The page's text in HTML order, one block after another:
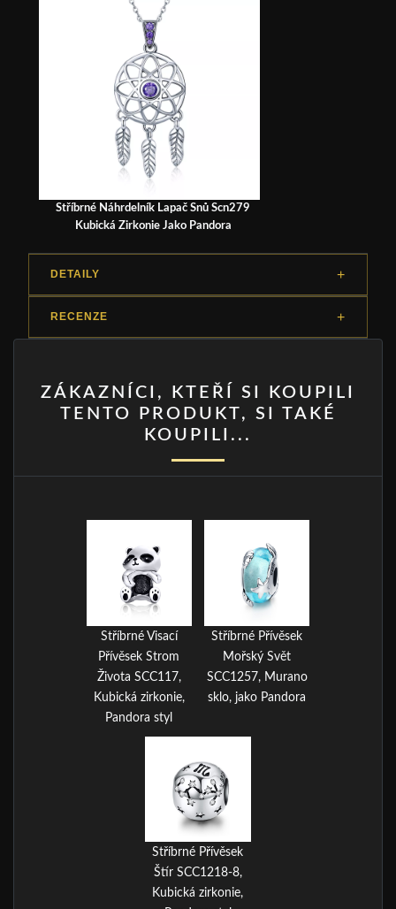
Stříbrné Náhrdelník Lapač Snů Scn279
Kubická Zirkonie Jako Pandora
DETAILY
RECENZE
ZÁKAZNÍCI, KTEŘÍ SI KOUPILI
TENTO PRODUKT, SI TAKÉ
KOUPILI...
Stříbrné Visací
Přívěsek Strom
Života SCC117,
Kubická zirkonie,
Pandora styl
Stříbrné Přívěsek
Mořský Svět
SCC1257, Murano
sklo, jako Pandora
Stříbrné Přívěsek
Štír SCC1218-8,
Kubická zirkonie,